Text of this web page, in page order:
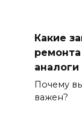
Какие
аналоги
Почему
важен?